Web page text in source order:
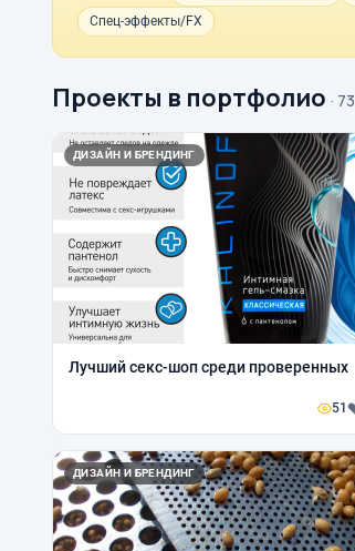
Спец-эффекты/FX
Проекты в портфолио · 73
ДИЗАЙН И БРЕНДИНГ
Лучший секс-шоп среди проверенных
51
ДИЗАЙН И БРЕНДИНГ